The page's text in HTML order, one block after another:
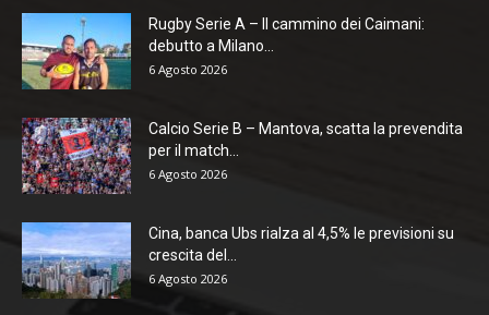
Rugby Serie A – Il cammino dei Caimani:
debutto a Milano...
6 Agosto 2026
Calcio Serie B – Mantova, scatta la prevendita
per il match...
6 Agosto 2026
Cina, banca Ubs rialza al 4,5% le previsioni su
crescita del...
6 Agosto 2026